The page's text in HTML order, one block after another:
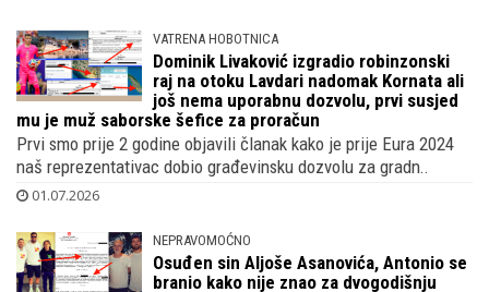
Nikolu Vlašića koji je već postigao gol protiv Gane i t..
02.07.2026
VATRENA HOBOTNICA
Dominik Livaković izgradio robinzonski
raj na otoku Lavdari nadomak Kornata ali
još nema uporabnu dozvolu, prvi susjed
mu je muž saborske šefice za proračun
Prvi smo prije 2 godine objavili članak kako je prije Eura 2024
naš reprezentativac dobio građevinsku dozvolu za gradn..
01.07.2026